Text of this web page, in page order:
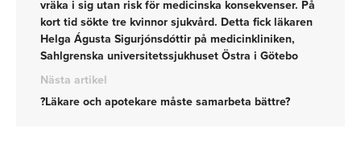
vräka i sig utan risk för medicinska konsekvenser. På
kort tid sökte tre kvinnor sjukvård. Detta fick läkaren
Helga Águsta Sigurjónsdóttir på medicinkliniken,
Sahlgrenska universitetssjukhuset Östra i Götebo
Nästa artikel
?Läkare och apotekare måste samarbeta bättre?